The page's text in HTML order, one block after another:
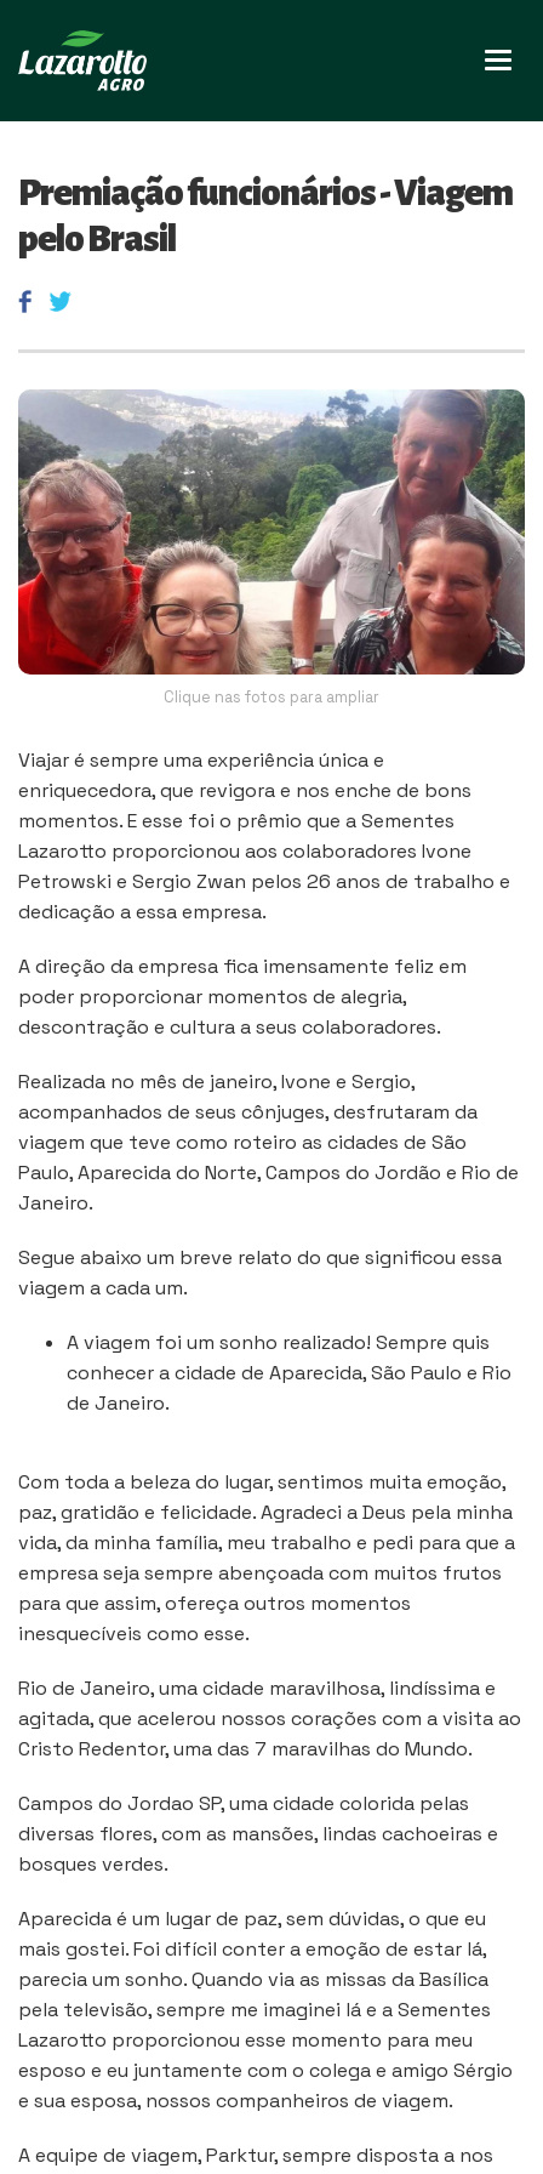
Premiação funcionários - Viagem
pelo Brasil
Clique nas fotos para ampliar
Viajar é sempre uma experiência única e
enriquecedora, que revigora e nos enche de bons
momentos. E esse foi o prêmio que a Sementes
Lazarotto proporcionou aos colaboradores Ivone
Petrowski e Sergio Zwan pelos 26 anos de trabalho e
dedicação a essa empresa.
A direção da empresa fica imensamente feliz em
poder proporcionar momentos de alegria,
descontração e cultura a seus colaboradores.
Realizada no mês de janeiro, Ivone e Sergio,
acompanhados de seus cônjuges, desfrutaram da
viagem que teve como roteiro as cidades de São
Paulo, Aparecida do Norte, Campos do Jordão e Rio de
Janeiro.
Segue abaixo um breve relato do que significou essa
viagem a cada um.
A viagem foi um sonho realizado! Sempre quis
conhecer a cidade de Aparecida, São Paulo e Rio
de Janeiro.
Com toda a beleza do lugar, sentimos muita emoção,
paz, gratidão e felicidade. Agradeci a Deus pela minha
vida, da minha família, meu trabalho e pedi para que a
empresa seja sempre abençoada com muitos frutos
para que assim, ofereça outros momentos
inesquecíveis como esse.
Rio de Janeiro, uma cidade maravilhosa, lindíssima e
agitada, que acelerou nossos corações com a visita ao
Cristo Redentor, uma das 7 maravilhas do Mundo.
Campos do Jordao SP, uma cidade colorida pelas
diversas flores, com as mansões, lindas cachoeiras e
bosques verdes.
Aparecida é um lugar de paz, sem dúvidas, o que eu
mais gostei. Foi difícil conter a emoção de estar lá,
parecia um sonho. Quando via as missas da Basílica
pela televisão, sempre me imaginei lá e a Sementes
Lazarotto proporcionou esse momento para meu
esposo e eu juntamente com o colega e amigo Sérgio
e sua esposa, nossos companheiros de viagem.
A equipe de viagem, Parktur, sempre disposta a nos